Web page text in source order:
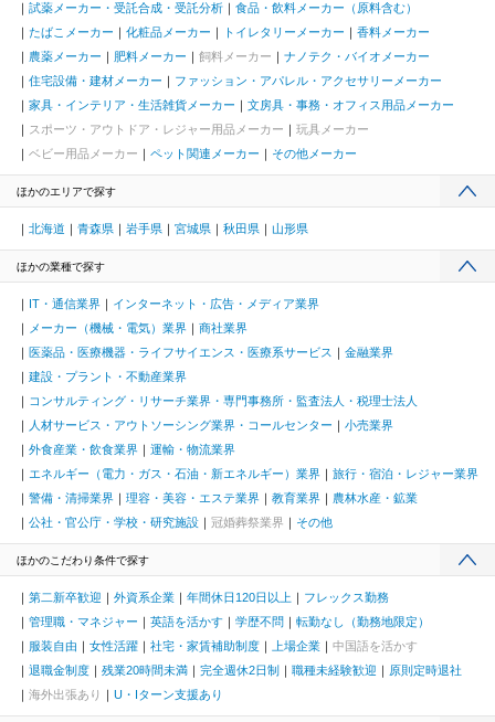
試薬メーカー・受託合成・受託分析
食品・飲料メーカー（原料含む）
たばこメーカー
化粧品メーカー トイレタリーメーカー
香料メーカー
農薬メーカー
肥料メーカー 飼料メーカー
ナノテク・バイオメーカー
住宅設備・建材メーカー
ファッション・アパレル・アクセサリーメーカー
家具・インテリア・生活雑貨メーカー
文房具・事務・オフィス用品メーカー
スポーツ・アウトドア・レジャー用品メーカー
玩具メーカー
ベビー用品メーカー
ペット関連メーカー その他メーカー
ほかのエリアで探す
北海道 青森県 岩手県 宮城県 秋田県 山形県
ほかの業種で探す
IT・通信業界
インターネット・広告・メディア業界
メーカー（機械・電気）業界
商社業界
医薬品・医療機器・ライフサイエンス・医療系サービス
金融業界
建設・プラント・不動産業界
コンサルティング・リサーチ業界・専門事務所・監査法人・税理士法人
人材サービス・アウトソーシング業界・コールセンター
小売業界
外食産業・飲食業界
運輸・物流業界
エネルギー（電力・ガス・石油・新エネルギー）業界
旅行・宿泊・レジャー業界
警備・清掃業界
理容・美容・エステ業界 教育業界
農林水産・鉱業
公社・官公庁・学校・研究施設
冠婚葬祭業界 その他
ほかのこだわり条件で探す
第二新卒歓迎 外資系企業 年間休日120日以上
フレックス勤務
管理職・マネジャー
英語を活かす 学歴不問
転勤なし（勤務地限定）
服装自由
女性活躍 社宅・家賃補助制度 上場企業
中国語を活かす
退職金制度
残業20時間未満 完全週休2日制 職種未経験歓迎
原則定時退社
海外出張あり
U・Iターン支援あり